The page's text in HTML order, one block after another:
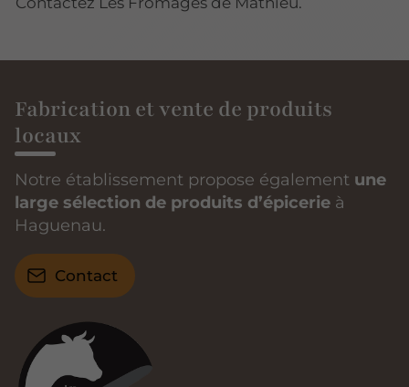
Fabrication et vente de produits
locaux
Notre établissement propose également une
large sélection de produits d’épicerie à
Haguenau.
Contact